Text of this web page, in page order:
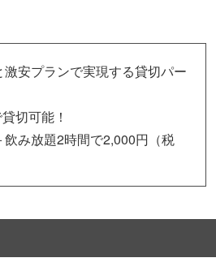
安プランで実現する貸切パー
切可能！
飲み放題2時間で2,000円（税